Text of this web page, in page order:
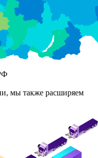
мы также расширяем